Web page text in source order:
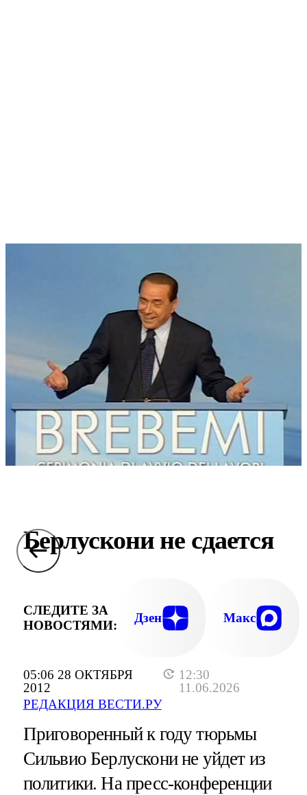
05:06 28 ОКТЯБРЯ
2012
12:30
11.06.2026
РЕДАКЦИЯ ВЕСТИ.РУ
Берлускони не сдается
СЛЕДИТЕ ЗА
НОВОСТЯМИ:
Дзен Макс
Приговоренный к году тюрьмы
Сильвио Берлускони не уйдет из
политики. На пресс-конференции